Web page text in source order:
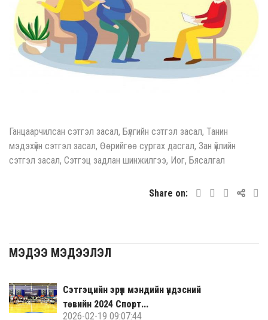
Ганцаарчилсан сэтгэл засал, Бүлгийн сэтгэл засал, Танин
мэдэхүйн сэтгэл засал, Өөрийгөө сургах дасгал, Зан үйлийн
сэтгэл засал, Сэтгэц задлан шинжилгээ, Иог, Бясалгал
Share on:
МЭДЭЭ МЭДЭЭЛЭЛ
Сэтгэцийн эрүүл мэндийн үндэсний
төвийн 2024 Спорт...
2026-02-19 09:07:44